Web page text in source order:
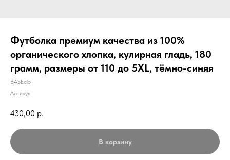
Футболка премиум качества из 100%
органического хлопка, кулирная гладь, 180
грамм, размеры от 110 до 5XL, тёмно-синяя
BASEclo
Артикул:
430,00 р.
В корзину